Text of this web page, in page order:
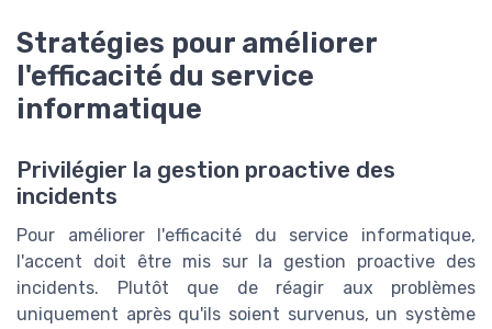
Stratégies pour améliorer
l'efficacité du service
informatique
Privilégier la gestion proactive des
incidents
Pour améliorer l'efficacité du service informatique,
l'accent doit être mis sur la gestion proactive des
incidents. Plutôt que de réagir aux problèmes
uniquement après qu'ils soient survenus, un système